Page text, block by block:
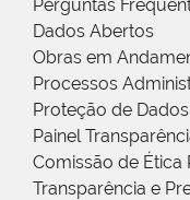
Perguntas
Dados Abertos
Obras em
Processos
Proteção de
Painel
Comissão de Ética
Transparência e